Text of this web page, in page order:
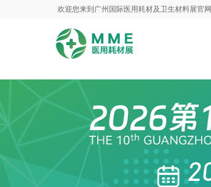
欢迎您来到广州国际医用耗材及卫生材料展官网